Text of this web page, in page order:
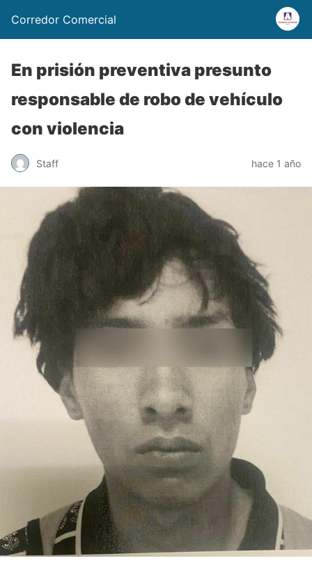
Corredor Comercial
En prisión preventiva presunto
responsable de robo de vehículo
con violencia
Staff hace 1 año